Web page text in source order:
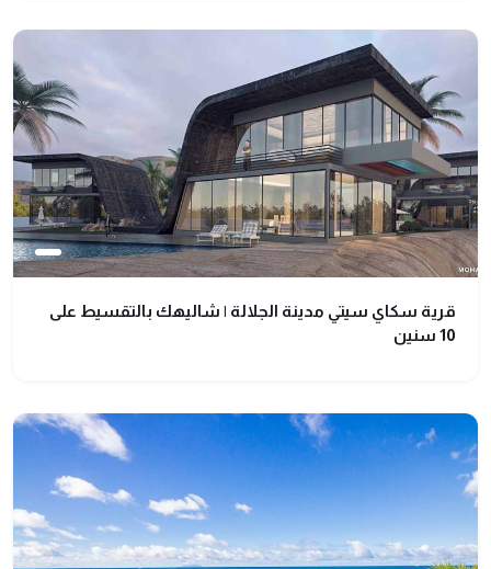
قرية سكاي سيتي مدينة الجلالة | شاليهك بالتقسيط على
10 سنين